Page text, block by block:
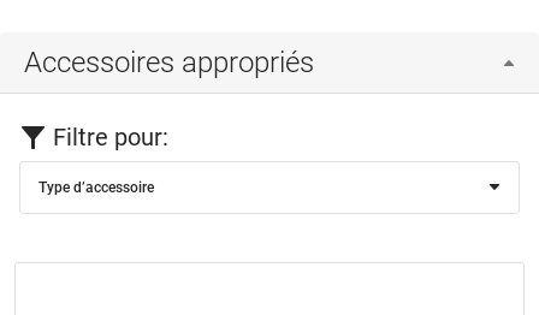
Accessoires appropriés
Filtre pour:
Type d’accessoire